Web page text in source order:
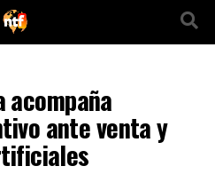
acompaña
ante venta y